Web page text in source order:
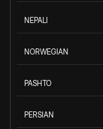
NEPALI
NORWEGIAN
PASHTO
PERSIAN